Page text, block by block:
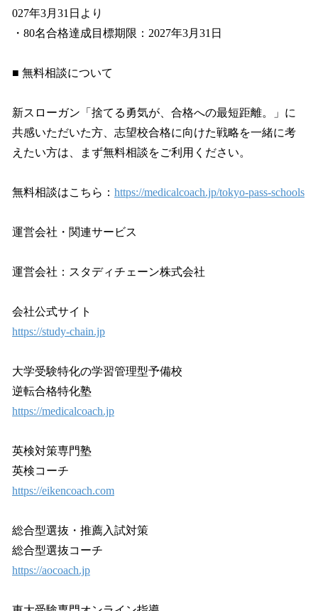
027年3月31日より
・80名合格達成目標期限：2027年3月31日
■ 無料相談について
新スローガン「捨てる勇気が、合格への最短距離。」に
共感いただいた方、志望校合格に向けた戦略を一緒に考
えたい方は、まず無料相談をご利用ください。
無料相談はこちら： https://medicalcoach.jp/tokyo-pass-schools
運営会社・関連サービス
運営会社：スタディチェーン株式会社
会社公式サイト
https://study-chain.jp
大学受験特化の学習管理型予備校
逆転合格特化塾
https://medicalcoach.jp
英検対策専門塾
英検コーチ
https://eikencoach.com
総合型選抜・推薦入試対策
総合型選抜コーチ
https://aocoach.jp